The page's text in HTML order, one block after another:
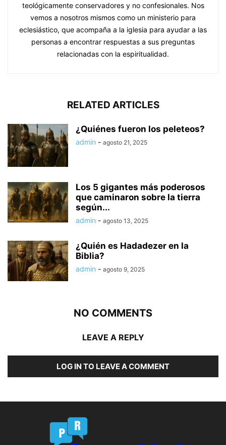
teológicamente conservadores y no confesionales. Nos
vemos a nosotros mismos como un ministerio para
eclesiástico, que acompaña a la iglesia para ayudar a las
personas a encontrar respuestas a sus preguntas
relacionadas con la espiritualidad.
RELATED ARTICLES
¿Quiénes fueron los peleteos?
admin - agosto 21, 2025
Los 5 gigantes más poderosos
que caminaron sobre la tierra
según...
admin - agosto 13, 2025
¿Quién es Hadadezer en la
Biblia?
admin - agosto 9, 2025
NO COMMENTS
LEAVE A REPLY
LOG IN TO LEAVE A COMMENT